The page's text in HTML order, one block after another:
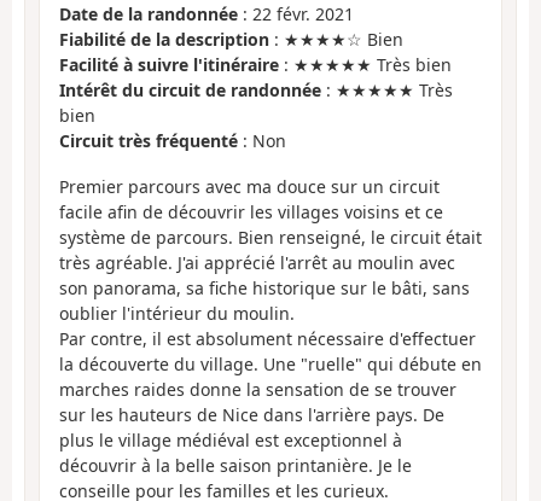
Date de la randonnée : 22 févr. 2021
Fiabilité de la description : ★★★★☆ Bien
Facilité à suivre l'itinéraire : ★★★★★ Très bien
Intérêt du circuit de randonnée : ★★★★★ Très
bien
Circuit très fréquenté : Non
Premier parcours avec ma douce sur un circuit
facile afin de découvrir les villages voisins et ce
système de parcours. Bien renseigné, le circuit était
très agréable. J'ai apprécié l'arrêt au moulin avec
son panorama, sa fiche historique sur le bâti, sans
oublier l'intérieur du moulin.
Par contre, il est absolument nécessaire d'effectuer
la découverte du village. Une "ruelle" qui débute en
marches raides donne la sensation de se trouver
sur les hauteurs de Nice dans l'arrière pays. De
plus le village médiéval est exceptionnel à
découvrir à la belle saison printanière. Je le
conseille pour les familles et les curieux.